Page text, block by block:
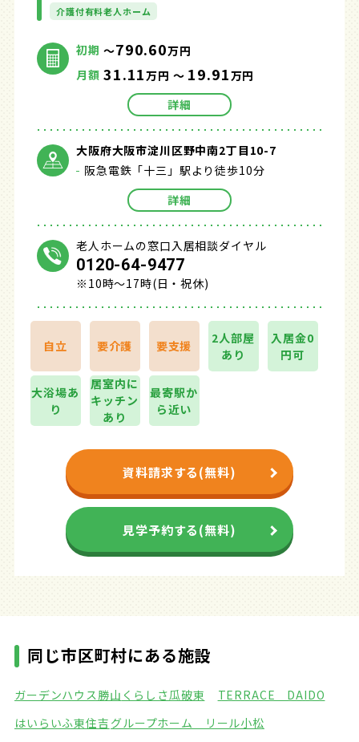
介護付有料老人ホーム
初期 ～790.60万円
月額 31.11万円 ～ 19.91万円
詳細
大阪府大阪市淀川区野中南2丁目10-7
阪急電鉄「十三」駅より徒歩10分
詳細
老人ホームの窓口入居相談ダイヤル
0120-64-9477
※10時～17時(日・祝休)
自立 要介護 要支援
2人部屋
あり
入居金0
円可
大浴場あ
り
居室内に
キッチン
あり
最寄駅か
ら近い
資料請求する(無料)
見学予約する(無料)
同じ市区町村にある施設
ガーデンハウス勝山 くらしさ瓜破東
TERRACE DAIDO
はいらいふ東住吉 グループホーム リール小松